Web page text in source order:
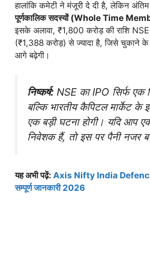
हालांकि कमेटी ने मंजूरी दे दी है, लेकिन
पूर्णकालिक सदस्यों (Whole Time
इसके अलावा, ₹1,800 करोड़ की राशि
(₹1,388 करोड़) से ज्यादा है, जिसे चुकाने के
आगे बढ़ेगी।
निष्कर्ष: NSE का IPO सिर्फ एक
बल्कि भारतीय कैपिटल मार्केट के
एक बड़ी घटना होगी। यदि आप
निवेशक हैं, तो इस पर पैनी नजर
यह अभी पढ़ें: Axis Nifty India
सम्पूर्ण जानकारी 2026